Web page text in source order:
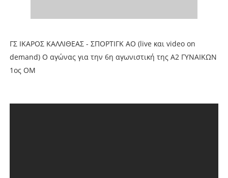
ΓΣ ΙΚΑΡΟΣ ΚΑΛΛΙΘΕΑΣ - ΣΠΟΡΤΙΓΚ ΑΟ (live και video on
demand) Ο αγώνας για την 6η αγωνιστική της Α2 ΓΥΝΑΙΚΩΝ
1ος ΟΜ